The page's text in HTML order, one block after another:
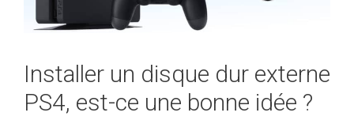
Installer un disque dur externe
PS4, est-ce une bonne idée ?